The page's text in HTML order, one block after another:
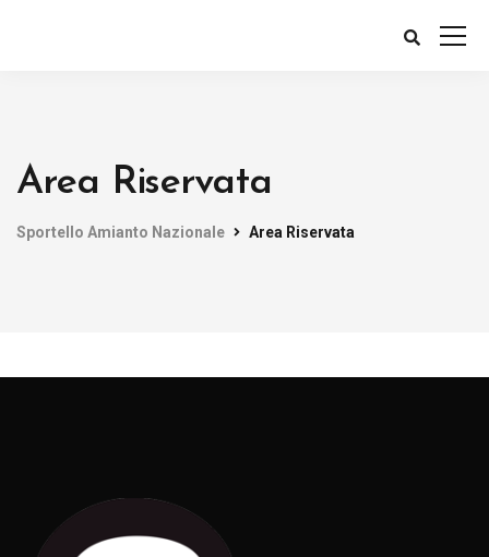
Area Riservata
Sportello Amianto Nazionale Area Riservata